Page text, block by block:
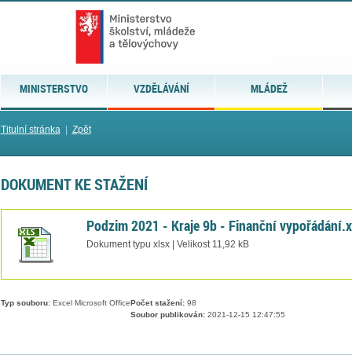
MINISTERSTVO VZDĚLÁVÁNÍ MLÁDEŽ
Titulní stránka| Zpět
DOKUMENT KE STAŽENÍ
Podzim 2021 - Kraje 9b - Finanční
Dokument typu xlsx | Velikost 11,92 kB
Typ souboru:Excel Microsoft Office Počet stažení:98
Soubor publikován:2021-12-15 12:47:55